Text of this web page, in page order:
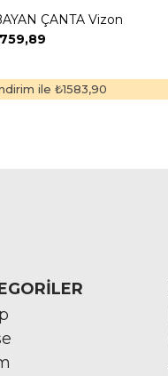
ÇANTA Vizon
ile ₺1583,90